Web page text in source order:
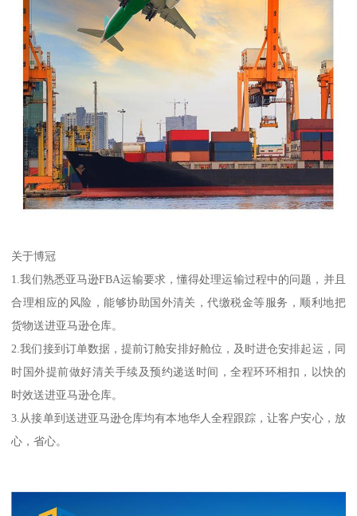
关于博冠
1.我们熟悉亚马逊FBA运输要求，懂得处理运输过程中的问题，并且
合理相应的风险，能够协助国外清关，代缴税金等服务，顺利地把
货物送进亚马逊仓库。
2.我们接到订单数据，提前订舱安排好舱位，及时进仓安排起运，同
时国外提前做好清关手续及预约递送时间，全程环环相扣，以快的
时效送进亚马逊仓库。
3.从接单到送进亚马逊仓库均有本地华人全程跟踪，让客户安心，放
心，省心。